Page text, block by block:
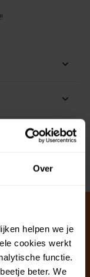
Over
helpen we je
cookies werkt
functie.
beter. We